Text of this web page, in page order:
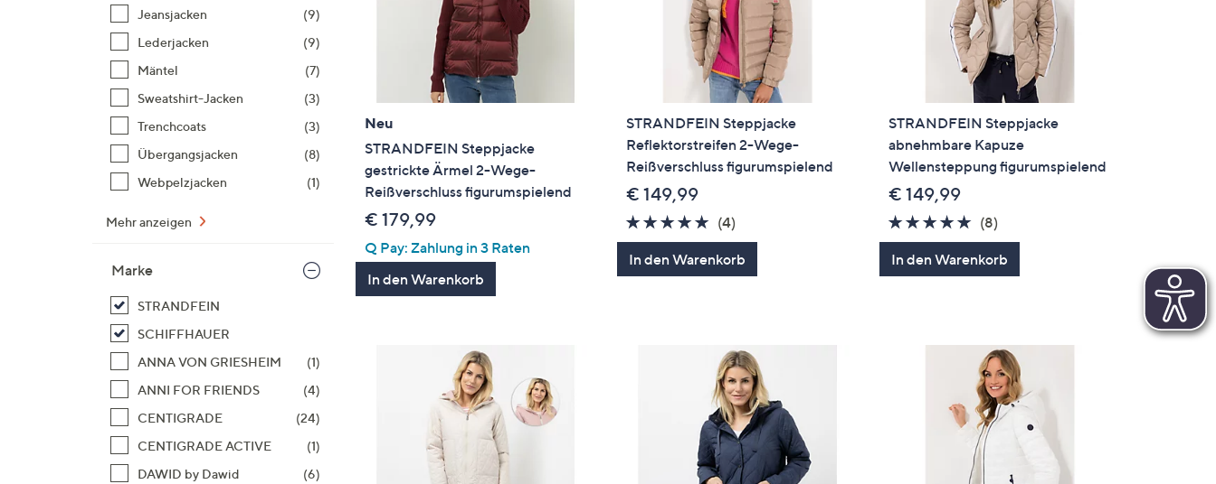
anzuzeigen.
Jeansjacken
(9)
Lederjacken
(9)
Mäntel
(7)
Sweatshirt-Jacken
(3)
Trenchcoats
(3)
Übergangsjacken
(8)
Webpelzjacken
(1)
Mehr anzeigen
Marke
STRANDFEIN
SCHIFFHAUER
ANNA VON GRIESHEIM
(1)
ANNI FOR FRIENDS
(4)
CENTIGRADE
(24)
CENTIGRADE ACTIVE
(1)
DAWID by Dawid
(6)
Neu
STRANDFEIN Steppjacke
gestrickte Ärmel 2-Wege-
Reißverschluss figurumspielend
€ 179,99
Q Pay: Zahlung in 3 Raten
In den Warenkorb
STRANDFEIN Steppjacke
Reflektorstreifen 2-Wege-
Reißverschluss figurumspielend
€ 149,99
5.0
von
5
(4)
Bewertungen
In den Warenkorb
STRANDFEIN Steppjacke
abnehmbare Kapuze
Wellensteppung figurumspielend
€ 149,99
4.9
von
5
(8)
Bewertungen
In den Warenkorb